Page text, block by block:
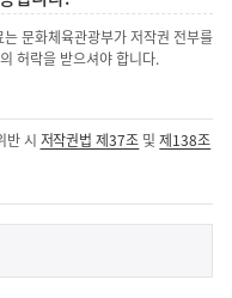
문화체육관광부가 저작권 전부를
허락을 받으셔야 합니다.
반 시 저작권법 제37조 및제138조